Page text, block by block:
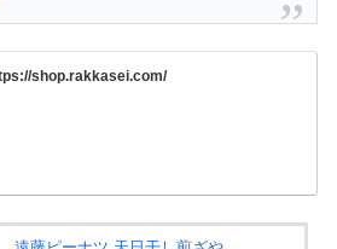
shop.rakkasei.com/